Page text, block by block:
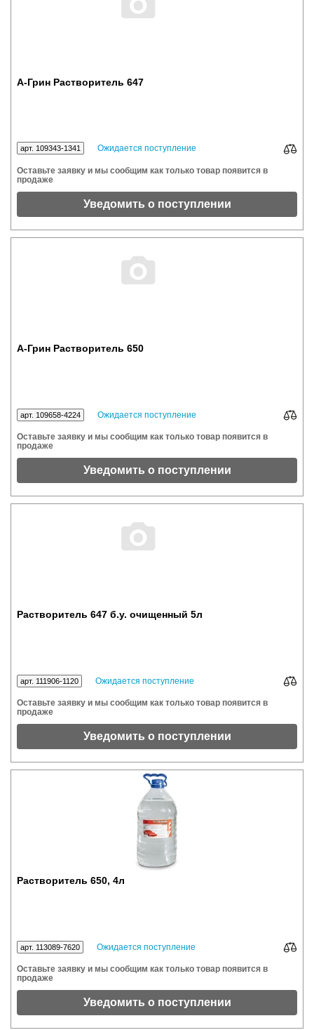
А-Грин Растворитель 647
арт. 109343-1341 Ожидается поступление
Оставьте заявку и мы сообщим как только товар появится в
продаже
Уведомить о поступлении
А-Грин Растворитель 650
арт. 109658-4224 Ожидается поступление
Оставьте заявку и мы сообщим как только товар появится в
продаже
Уведомить о поступлении
Растворитель 647 б.у. очищенный 5л
арт. 111906-1120 Ожидается поступление
Оставьте заявку и мы сообщим как только товар появится в
продаже
Уведомить о поступлении
Растворитель 650, 4л
арт. 113089-7620 Ожидается поступление
Оставьте заявку и мы сообщим как только товар появится в
продаже
Уведомить о поступлении